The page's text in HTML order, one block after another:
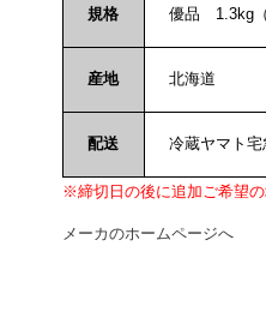
規格 優品 1.3kg（
産地 北海道
配送 冷蔵ヤマト
※締切日の後に追加ご希望の
メーカのホームページへ